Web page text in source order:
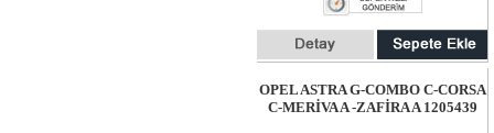
OPEL ASTRA G-COMBO C-CORSA
C-MERİVA A -ZAFİRA A 1205439